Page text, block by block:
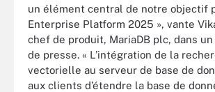
un élément central de notre objectif
Enterprise Platform 2025 », vante
chef de produit, MariaDB plc, dans
de presse. « L’intégration de la
vectorielle au serveur de base de
aux clients d’étendre la base de